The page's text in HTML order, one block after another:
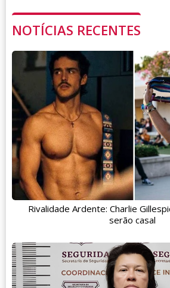
NOTÍCIAS RECENTES
Rivalidade Ardente: Charlie
serão casal